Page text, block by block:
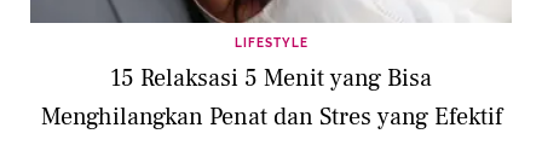
LIFESTYLE
15 Relaksasi 5 Menit yang Bisa
Menghilangkan Penat dan Stres yang Efektif